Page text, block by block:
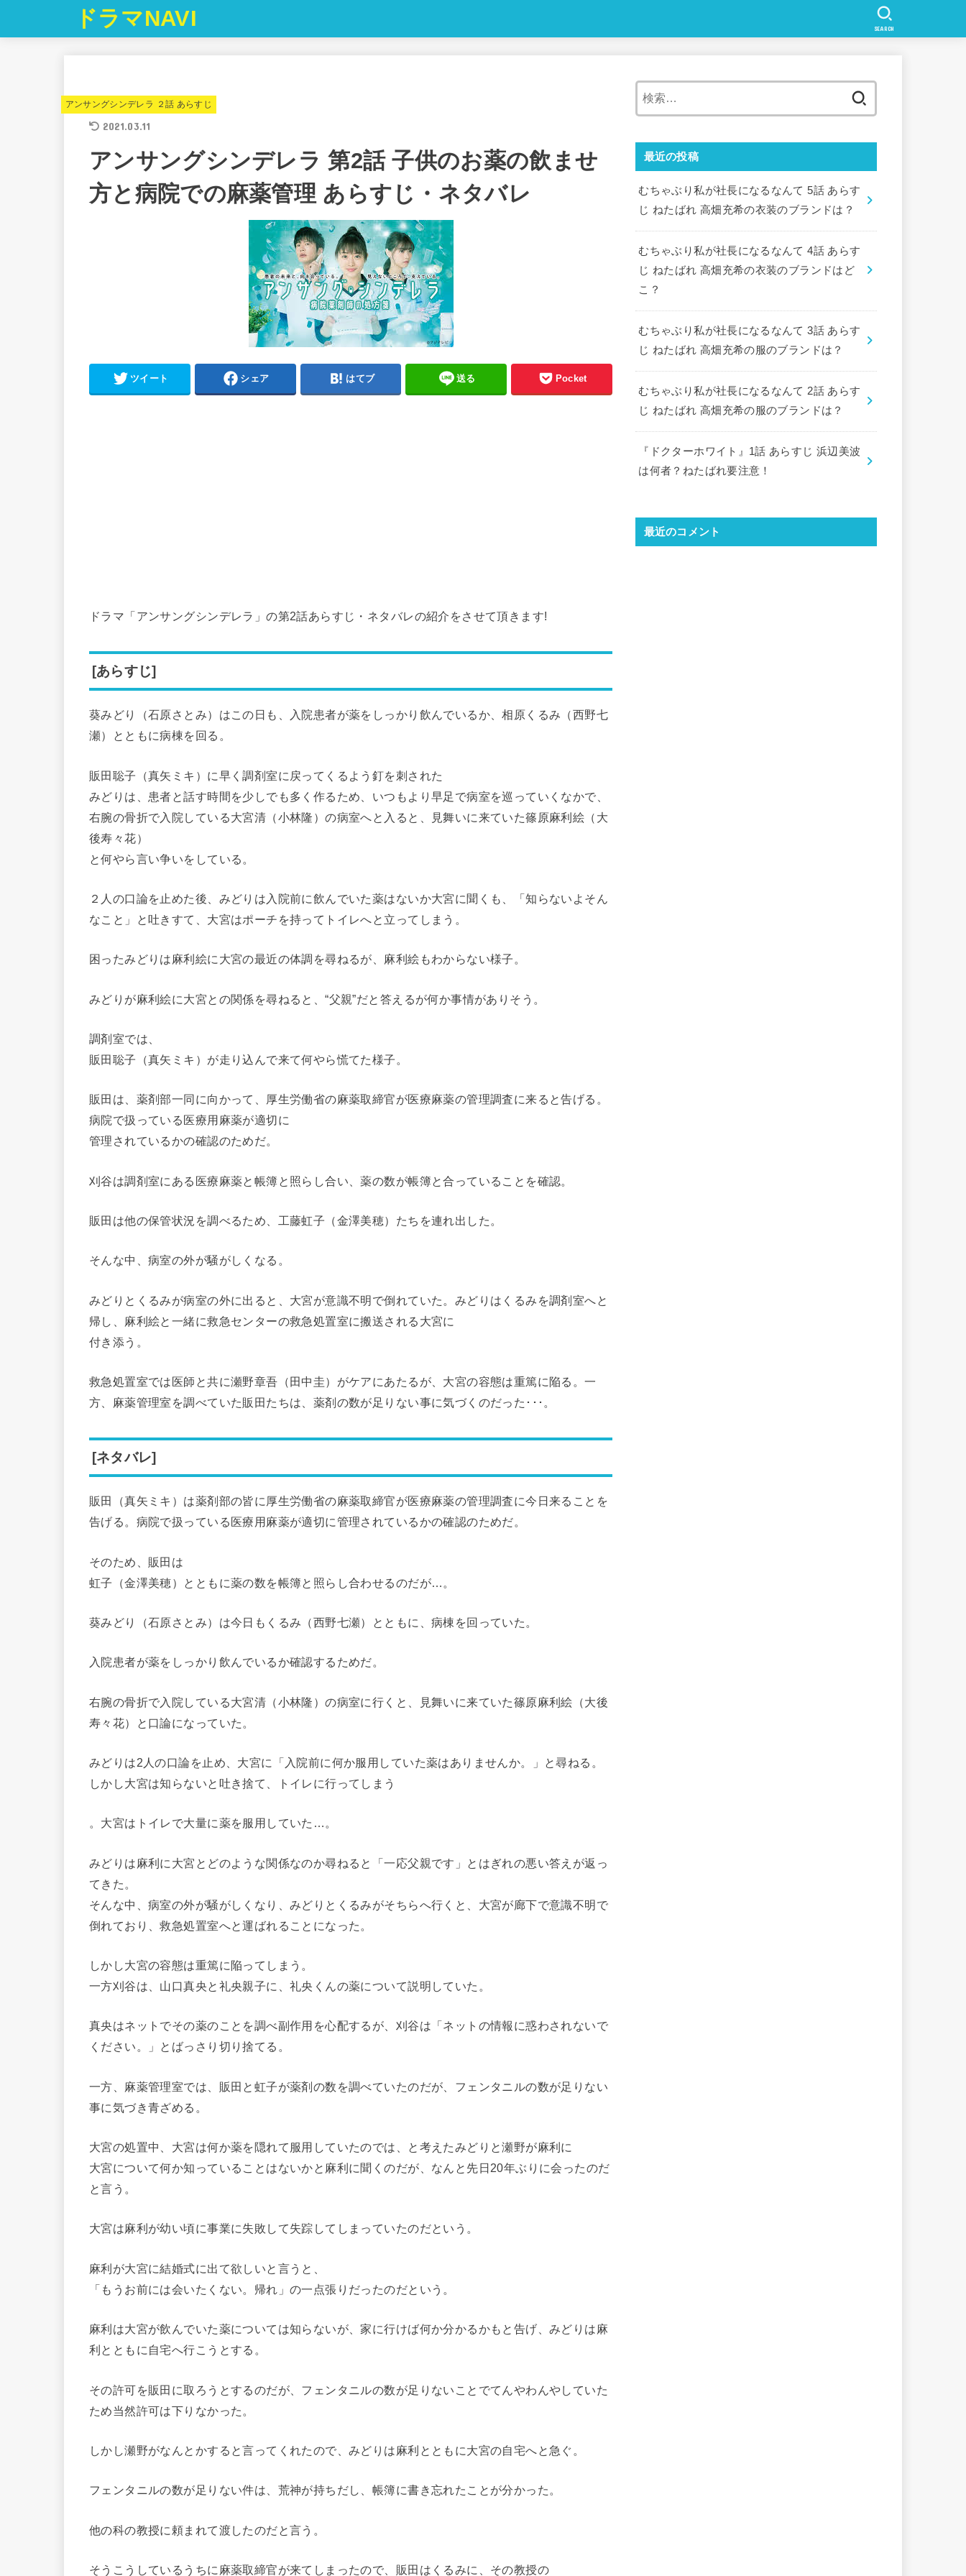
ドラマNAVI SEARCH
アンサングシンデレラ ２話 あらすじ
2021.03.11
アンサングシンデレラ 第2話 子供のお薬の飲ませ
方と病院での麻薬管理 あらすじ・ネタバレ
ツイート シェア はてブ 送る Pocket
ドラマ「アンサングシンデレラ」の第2話あらすじ・ネタバレの紹介をさせて頂きます!
[あらすじ]
葵みどり（石原さとみ）はこの日も、入院患者が薬をしっかり飲んでいるか、相原くるみ（西野七
瀬）とともに病棟を回る。
販田聡子（真矢ミキ）に早く調剤室に戻ってくるよう釘を刺された
みどりは、患者と話す時間を少しでも多く作るため、いつもより早足で病室を巡っていくなかで、
右腕の骨折で入院している大宮清（小林隆）の病室へと入ると、見舞いに来ていた篠原麻利絵（大
後寿々花）
と何やら言い争いをしている。
２人の口論を止めた後、みどりは入院前に飲んでいた薬はないか大宮に聞くも、「知らないよそん
なこと」と吐きすて、大宮はポーチを持ってトイレへと立ってしまう。
困ったみどりは麻利絵に大宮の最近の体調を尋ねるが、麻利絵もわからない様子。
みどりが麻利絵に大宮との関係を尋ねると、“父親”だと答えるが何か事情がありそう。
調剤室では、
販田聡子（真矢ミキ）が走り込んで来て何やら慌てた様子。
販田は、薬剤部一同に向かって、厚生労働省の麻薬取締官が医療麻薬の管理調査に来ると告げる。
病院で扱っている医療用麻薬が適切に
管理されているかの確認のためだ。
刈谷は調剤室にある医療麻薬と帳簿と照らし合い、薬の数が帳簿と合っていることを確認。
販田は他の保管状況を調べるため、工藤虹子（金澤美穂）たちを連れ出した。
そんな中、病室の外が騒がしくなる。
みどりとくるみが病室の外に出ると、大宮が意識不明で倒れていた。みどりはくるみを調剤室へと
帰し、麻利絵と一緒に救急センターの救急処置室に搬送される大宮に
付き添う。
救急処置室では医師と共に瀬野章吾（田中圭）がケアにあたるが、大宮の容態は重篤に陥る。一
方、麻薬管理室を調べていた販田たちは、薬剤の数が足りない事に気づくのだった･･･。
[ネタバレ]
販田（真矢ミキ）は薬剤部の皆に厚生労働省の麻薬取締官が医療麻薬の管理調査に今日来ることを
告げる。病院で扱っている医療用麻薬が適切に管理されているかの確認のためだ。
そのため、販田は
虹子（金澤美穂）とともに薬の数を帳簿と照らし合わせるのだが…。
葵みどり（石原さとみ）は今日もくるみ（西野七瀬）とともに、病棟を回っていた。
入院患者が薬をしっかり飲んでいるか確認するためだ。
右腕の骨折で入院している大宮清（小林隆）の病室に行くと、見舞いに来ていた篠原麻利絵（大後
寿々花）と口論になっていた。
みどりは2人の口論を止め、大宮に「入院前に何か服用していた薬はありませんか。」と尋ねる。
しかし大宮は知らないと吐き捨て、トイレに行ってしまう
。大宮はトイレで大量に薬を服用していた…。
みどりは麻利に大宮とどのような関係なのか尋ねると「一応父親です」とはぎれの悪い答えが返っ
てきた。
そんな中、病室の外が騒がしくなり、みどりとくるみがそちらへ行くと、大宮が廊下で意識不明で
倒れており、救急処置室へと運ばれることになった。
しかし大宮の容態は重篤に陥ってしまう。
一方刈谷は、山口真央と礼央親子に、礼央くんの薬について説明していた。
真央はネットでその薬のことを調べ副作用を心配するが、刈谷は「ネットの情報に惑わされないで
ください。」とばっさり切り捨てる。
一方、麻薬管理室では、販田と虹子が薬剤の数を調べていたのだが、フェンタニルの数が足りない
事に気づき青ざめる。
大宮の処置中、大宮は何か薬を隠れて服用していたのでは、と考えたみどりと瀬野が麻利に
大宮について何か知っていることはないかと麻利に聞くのだが、なんと先日20年ぶりに会ったのだ
と言う。
大宮は麻利が幼い頃に事業に失敗して失踪してしまっていたのだという。
麻利が大宮に結婚式に出て欲しいと言うと、
「もうお前には会いたくない。帰れ」の一点張りだったのだという。
麻利は大宮が飲んでいた薬については知らないが、家に行けば何か分かるかもと告げ、みどりは麻
利とともに自宅へ行こうとする。
その許可を販田に取ろうとするのだが、フェンタニルの数が足りないことでてんやわんやしていた
ため当然許可は下りなかった。
しかし瀬野がなんとかすると言ってくれたので、みどりは麻利とともに大宮の自宅へと急ぐ。
フェンタニルの数が足りない件は、荒神が持ちだし、帳簿に書き忘れたことが分かった。
他の科の教授に頼まれて渡したのだと言う。
そうこうしているうちに麻薬取締官が来てしまったので、販田はくるみに、その教授の
最近の投稿
むちゃぶり私が社長になるなんて 5話 あらす
じ ねたばれ 高畑充希の衣装のブランドは？
むちゃぶり私が社長になるなんて 4話 あらす
じ ねたばれ 高畑充希の衣装のブランドはど
こ？
むちゃぶり私が社長になるなんて 3話 あらす
じ ねたばれ 高畑充希の服のブランドは？
むちゃぶり私が社長になるなんて 2話 あらす
じ ねたばれ 高畑充希の服のブランドは？
『ドクターホワイト』1話 あらすじ 浜辺美波
は何者？ねたばれ要注意！
最近のコメント